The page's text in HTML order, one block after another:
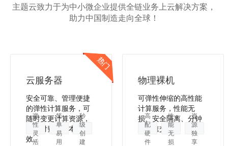
主题云致力于为中小微企业提供全链业务上云解决方案，
助力中国制造走向全球！
云服务器
安全可靠、管理便捷
的弹性计算服务，可
随时变更计算资源，
按需付费，降本增
效。
弹
性
灵
活
简
单
易
用
秒
级
创
建
物理裸机
可弹性伸缩的高性能
计算服务，性能无
损、安全隔离、分钟
级极速交付。
高
配
硬
件
性
能
无
损
资
源
独
享